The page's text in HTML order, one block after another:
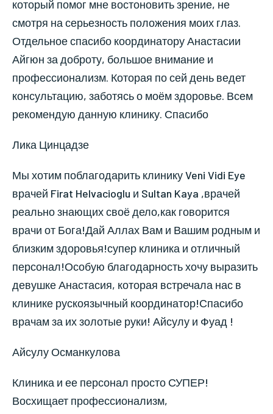
который помог мне востоновить зрение, не
смотря на серьезность положения моих глаз.
Отдельное спасибо координатору Анастасии
Айгюн за доброту, большое внимание и
профессионализм. Которая по сей день ведет
консультацию, заботясь о моём здоровье. Всем
рекомендую данную клинику. Спасибо
Лика Цинцадзе
Мы хотим поблагодарить клинику Veni Vidi Eye
врачей Firat Helvacioglu и Sultan Kaya ,врачей
реально знающих своё дело,как говорится
врачи от Бога!Дай Аллах Вам и Вашим родным и
близким здоровья!супер клиника и отличный
персонал!Особую благодарность хочу выразить
девушке Анастасия, которая встречала нас в
клинике рускоязычный координатор!Спасибо
врачам за их золотые руки! Айсулу и Фуад !
Айсулу Османкулова
Клиника и ее персонал просто СУПЕР!
Восхищает профессионализм,